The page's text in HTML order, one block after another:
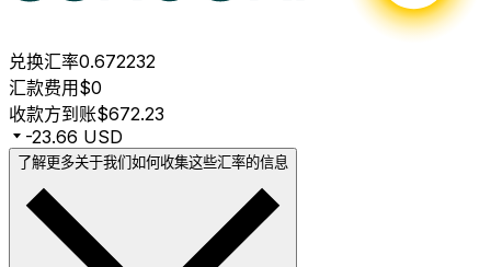
兑换汇率0.672232
汇款费用$0
收款方到账$672.23
-23.66 USD
了解更多关于我们如何收集这些汇率的信息